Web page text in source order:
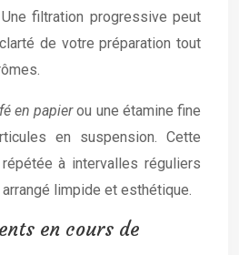
filtration progressive peut
de votre préparation tout
en papierou une étamine fine
en suspension. Cette
à intervalles réguliers
limpide et esthétique.
en cours de